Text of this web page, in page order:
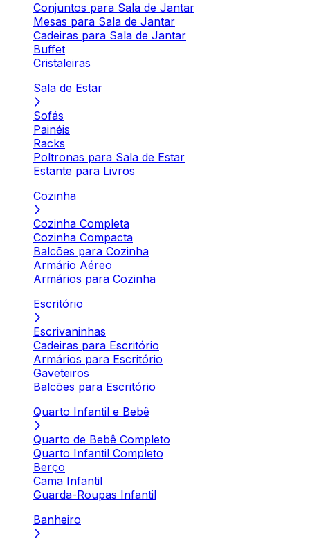
Conjuntos para Sala de Jantar
Mesas para Sala de Jantar
Cadeiras para Sala de Jantar
Buffet
Cristaleiras
Sala de Estar
Sofás
Painéis
Racks
Poltronas para Sala de Estar
Estante para Livros
Cozinha
Cozinha Completa
Cozinha Compacta
Balcões para Cozinha
Armário Aéreo
Armários para Cozinha
Escritório
Escrivaninhas
Cadeiras para Escritório
Armários para Escritório
Gaveteiros
Balcões para Escritório
Quarto Infantil e Bebê
Quarto de Bebê Completo
Quarto Infantil Completo
Berço
Cama Infantil
Guarda-Roupas Infantil
Banheiro